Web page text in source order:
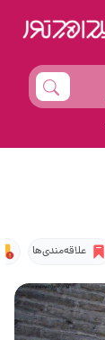
علاقه‌مندی‌ها